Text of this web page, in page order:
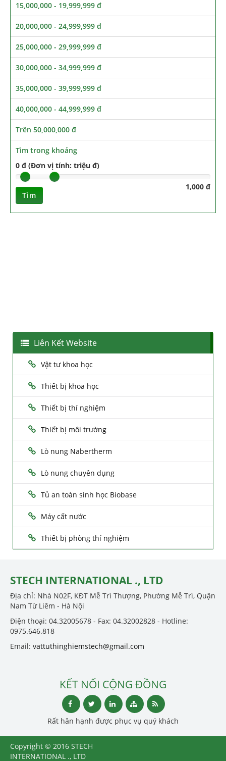
15,000,000 - 19,999,999 đ
20,000,000 - 24,999,999 đ
25,000,000 - 29,999,999 đ
30,000,000 - 34,999,999 đ
35,000,000 - 39,999,999 đ
40,000,000 - 44,999,999 đ
Trên 50,000,000 đ
Tìm trong khoảng
0 đ (Đơn vị tính: triệu đ)
1,000 đ
Tìm
Liên Kết Website
Vật tư khoa học
Thiết bị khoa học
Thiết bị thí nghiệm
Thiết bị môi trường
Lò nung Nabertherm
Lò nung chuyên dụng
Tủ an toàn sinh học Biobase
Máy cất nước
Thiết bị phòng thí nghiệm
STECH INTERNATIONAL ., LTD
Địa chỉ: Nhà N02F, KĐT Mễ Trì Thượng, Phường Mễ Trì, Quận
Nam Từ Liêm - Hà Nội
Điện thoại: 04.32005678 - Fax: 04.32002828 - Hotline:
0975.646.818
Email: vattuthinghiemstech@gmail.com
KẾT NỐI CỘNG ĐỒNG
Rất hân hạnh được phục vụ quý khách
Copyright © 2016 STECH
INTERNATIONAL ., LTD